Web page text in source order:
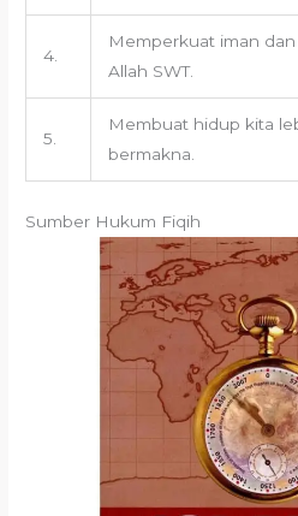
4.
Memperkuat iman
Allah SWT.
5.
Membuat hidup kita
bermakna.
Sumber Hukum Fiqih